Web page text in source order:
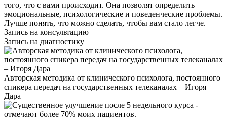
того, что с вами происходит. Она позволят определить
эмоциональные, психологические и поведенческие проблемы.
Лучше понять, что можно сделать, чтобы вам стало легче.
Запись на консультацию
Запись на диагностику
Авторская методика от клинического психолога, постоянного
спикера передач на государственных телеканалах – Игоря
Дара